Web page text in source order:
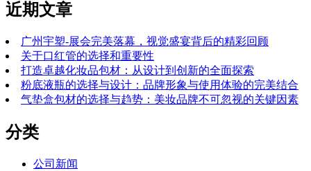
近期文章
广州宇塑-展会完美落幕，视觉盛宴背后的精彩回顾
关于口红管的选择和重要性
打造卓越化妆品包材：从设计到创新的全面探索
粉底液瓶的选择与设计：品牌形象与使用体验的完美结合
气垫盒包材的选择与趋势：美妆品牌不可忽视的关键因素
分类
公司新闻